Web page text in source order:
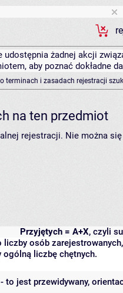
udostępnia żadnej akcji
aby poznać dokładne
terminach i zasadach rejestracji
na ten przedmiot
rejestracji. Nie można
Przyjętych = A+X, czyli
liczby osób
ogólną liczbę chętnych.
- to jest przewidywany,